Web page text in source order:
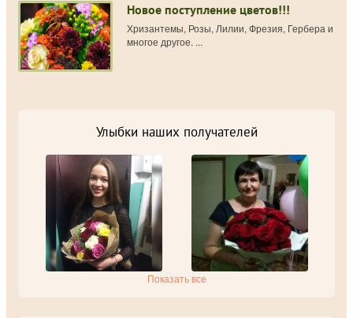
Новое поступление цветов!!!
Хризантемы, Розы, Лилии, Фрезия, Гербера и
многое другое. ...
Улыбки наших получателей
Показать все